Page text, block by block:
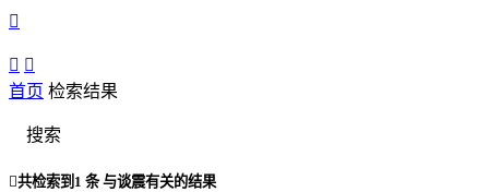

 
首页 检索结果
搜索
共检索到 1 条与谈震有关的结果